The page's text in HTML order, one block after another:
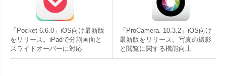
「Pocket 6.6.0」iOS向け最新版
をリリース。iPadで分割画面と
スライドオーバーに対応
「ProCamera. 10.3.2」iOS向け
最新版をリリース。写真の撮影
と閲覧に関する機能向上